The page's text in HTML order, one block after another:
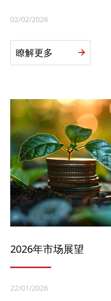
02/02/2026
瞭解更多
2026年市场展望
22/01/2026